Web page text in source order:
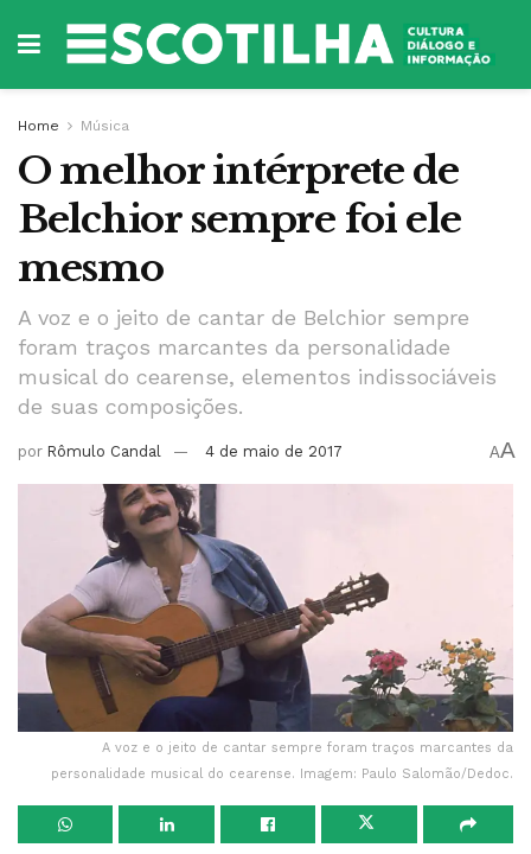
Home Música
O melhor intérprete de
Belchior sempre foi ele
mesmo
A voz e o jeito de cantar de Belchior sempre
foram traços marcantes da personalidade
musical do cearense, elementos indissociáveis
de suas composições.
por Rômulo Candal 4 de maio de 2017 AA
A voz e o jeito de cantar sempre foram traços marcantes da
personalidade musical do cearense. Imagem: Paulo Salomão/Dedoc.